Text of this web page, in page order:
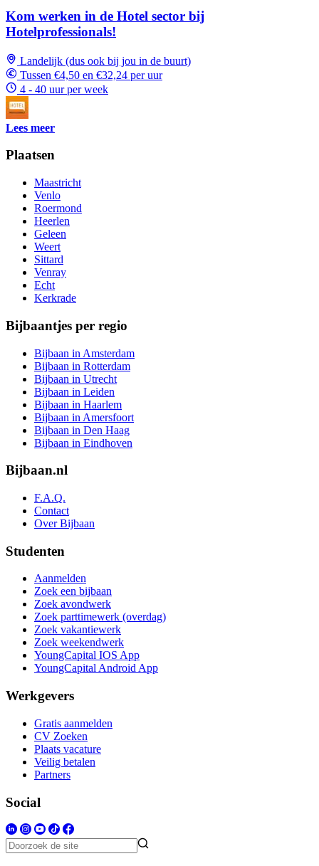
Kom werken in de Hotel sector bij
Hotelprofessionals!
Landelijk (dus ook bij jou in de buurt)
Tussen €4,50 en €32,24 per uur
4 - 40 uur per week
Lees meer
Plaatsen
Maastricht
Venlo
Roermond
Heerlen
Geleen
Weert
Sittard
Venray
Echt
Kerkrade
Bijbaantjes per regio
Bijbaan in Amsterdam
Bijbaan in Rotterdam
Bijbaan in Utrecht
Bijbaan in Leiden
Bijbaan in Haarlem
Bijbaan in Amersfoort
Bijbaan in Den Haag
Bijbaan in Eindhoven
Bijbaan.nl
F.A.Q.
Contact
Over Bijbaan
Studenten
Aanmelden
Zoek een bijbaan
Zoek avondwerk
Zoek parttimewerk (overdag)
Zoek vakantiewerk
Zoek weekendwerk
YoungCapital IOS App
YoungCapital Android App
Werkgevers
Gratis aanmelden
CV Zoeken
Plaats vacature
Veilig betalen
Partners
Social